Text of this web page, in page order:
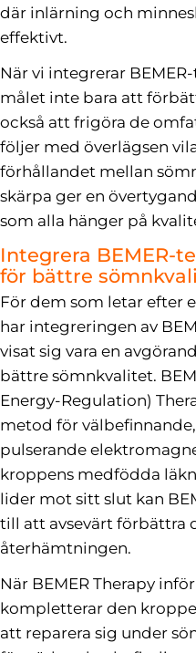
där inlärning och
effektivt.
När vi integrerar
målet inte bara att
också att frigöra de
följer med överlägsen
förhållandet mellan
skärpa ger en
som alla hänger på
Integrera BEMER-
för bättre
För dem som letar efter
har integreringen av
visat sig vara en
bättre sömnkvalitet.
Energy-Regulation)
metod för
pulserande
kroppens medfödda
lider mot sitt slut kan
till att avsevärt förbättra
återhämtningen.
När BEMER Therapy
kompletterar den
att reparera sig under